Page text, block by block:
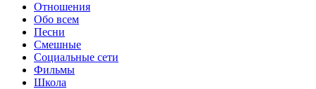
Отношения
Обо всем
Песни
Смешные
Социальные сети
Фильмы
Школа